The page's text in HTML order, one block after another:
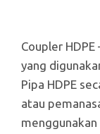
Coupler
yang
Pipa HDPE
atau